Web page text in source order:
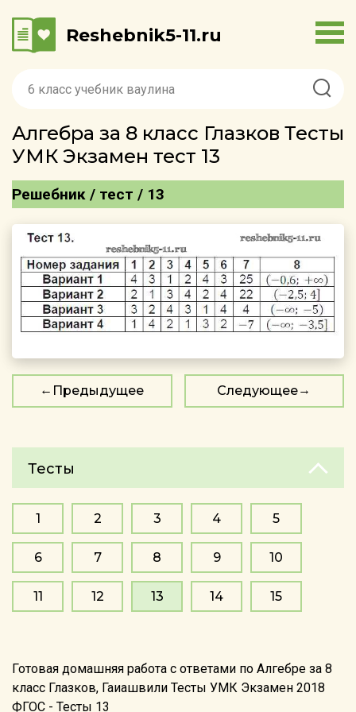
Reshebnik5-11.ru
Алгебра за 8 класс Глазков Тесты
УМК Экзамен тест 13
Решебник / тест / 13
Предыдущее Следующее
Тесты
1 2 3 4 5
6 7 8 9 10
11 12 13 14 15
Готовая домашняя работа с ответами по Алгебре за 8
класс Глазков, Гаиашвили Тесты УМК Экзамен 2018
ФГОС - Тесты 13